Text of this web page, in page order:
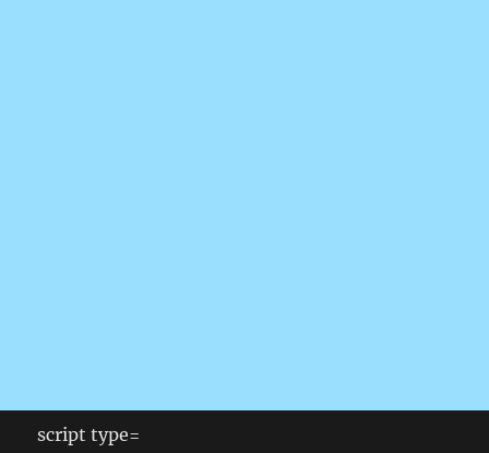
script type=